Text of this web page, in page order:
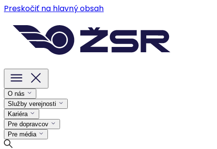
Preskočiť na hlavný obsah
O nás
Služby verejnosti
Kariéra
Pre dopravcov
Pre média